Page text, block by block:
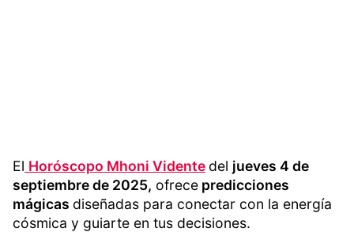
El Horóscopo Mhoni Vidente del jueves 4 de
septiembre de 2025, ofrece predicciones
mágicas diseñadas para conectar con la energía
cósmica y guiarte en tus decisiones.